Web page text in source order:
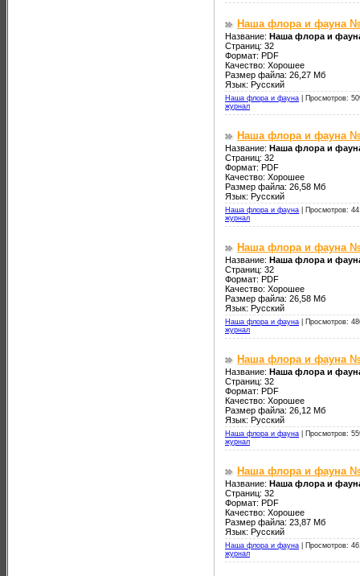
Наша флора и фауна
Название: Наша флора и
Страниц: 32
Формат: PDF
Качество: Хорошее
Размер файла: 26,27 Мб
Язык: Русский
Наша флора и фауна
Просмотров:
журнал
Наша флора и фауна
Название: Наша флора и
Страниц: 32
Формат: PDF
Качество: Хорошее
Размер файла: 26,58 Мб
Язык: Русский
Наша флора и фауна
Просмотров:
журнал
Наша флора и фауна
Название: Наша флора и
Страниц: 32
Формат: PDF
Качество: Хорошее
Размер файла: 26,58 Мб
Язык: Русский
Наша флора и фауна
Просмотров:
журнал
Наша флора и фауна
Название: Наша флора и
Страниц: 32
Формат: PDF
Качество: Хорошее
Размер файла: 26,12 Мб
Язык: Русский
Наша флора и фауна
Просмотров:
журнал
Наша флора и фауна
Название: Наша флора и
Страниц: 32
Формат: PDF
Качество: Хорошее
Размер файла: 23,87 Мб
Язык: Русский
Наша флора и фауна
Просмотров:
журнал